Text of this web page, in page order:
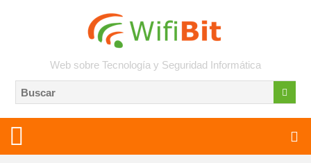
Web sobre Tecnología y Seguridad Informática